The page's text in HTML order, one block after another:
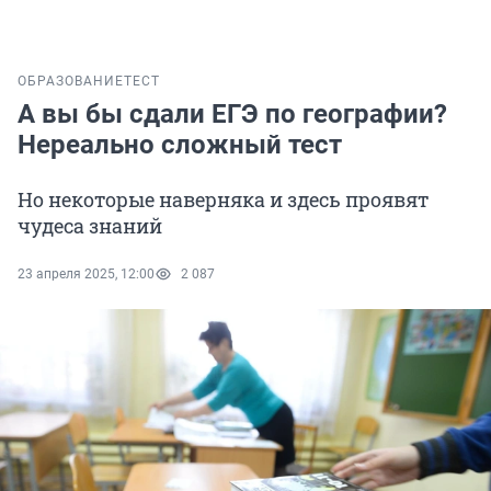
ОБРАЗОВАНИЕТЕСТ
А вы бы сдали ЕГЭ по географии?
Нереально сложный тест
Но некоторые наверняка и здесь проявят
чудеса знаний
23 апреля 2025, 12:00 2 087